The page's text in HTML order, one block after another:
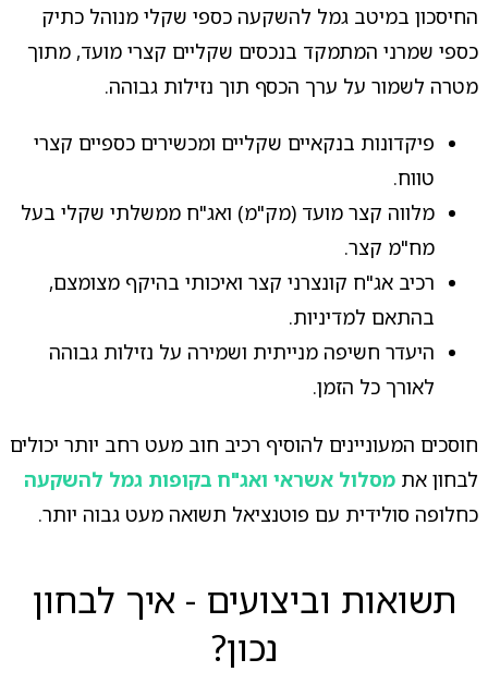
החיסכון במיטב גמל להשקעה כספי שקלי מנוהל כתיק
כספי שמרני המתמקד בנכסים שקליים קצרי מועד, מתוך
מטרה לשמור על ערך הכסף תוך נזילות גבוהה.
פיקדונות בנקאיים שקליים ומכשירים כספיים קצרי
טווח.
מלווה קצר מועד (מק"מ) ואג"ח ממשלתי שקלי בעל
מח"מ קצר.
רכיב אג"ח קונצרני קצר ואיכותי בהיקף מצומצם,
בהתאם למדיניות.
היעדר חשיפה מנייתית ושמירה על נזילות גבוהה
לאורך כל הזמן.
חוסכים המעוניינים להוסיף רכיב חוב מעט רחב יותר יכולים
לבחון את מסלול אשראי ואג"ח בקופות גמל להשקעה
כחלופה סולידית עם פוטנציאל תשואה מעט גבוה יותר.
תשואות וביצועים - איך לבחון
נכון?